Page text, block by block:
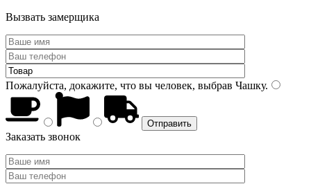
Вызвать замерщика
Пожалуйста, докажите, что вы человек, выбрав Чашку.
Заказать звонок